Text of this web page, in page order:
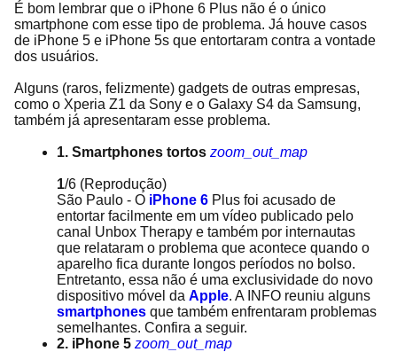
É bom lembrar que o iPhone 6 Plus não é o único
smartphone com esse tipo de problema. Já houve casos
de iPhone 5 e iPhone 5s que entortaram contra a vontade
dos usuários.
Alguns (raros, felizmente) gadgets de outras empresas,
como o Xperia Z1 da Sony e o Galaxy S4 da Samsung,
também já apresentaram esse problema.
1. Smartphones tortos zoom_out_map
1/6 (Reprodução)
São Paulo - O iPhone 6 Plus foi acusado de
entortar facilmente em um vídeo publicado pelo
canal Unbox Therapy e também por internautas
que relataram o problema que acontece quando o
aparelho fica durante longos períodos no bolso.
Entretanto, essa não é uma exclusividade do novo
dispositivo móvel da Apple. A INFO reuniu alguns
smartphones que também enfrentaram problemas
semelhantes. Confira a seguir.
2. iPhone 5 zoom_out_map